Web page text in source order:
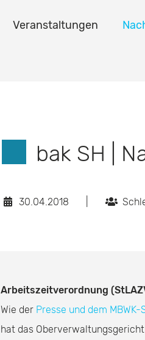
Veranstaltungen
bak SH |
30.04.2018
Arbeitszeitverordnung
Wie der Presse und dem
hat das